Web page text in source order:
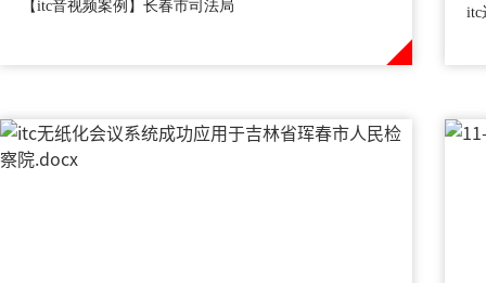
【itc音视频案例】长春市司法局 itc